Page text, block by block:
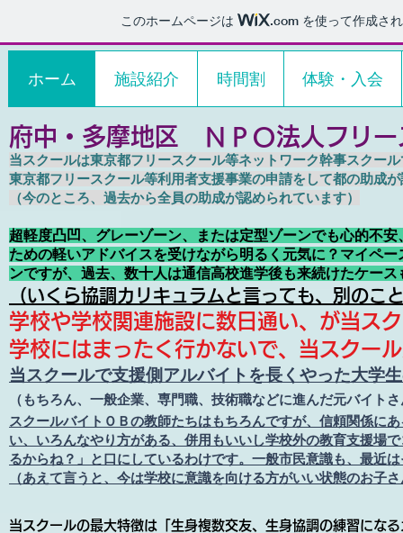
このホームページは .comを使って作成さ
ホーム 施設紹介 時間割 体験・入会
府中・多摩地区 ＮＰＯ法人フリー
当スクールは東京都フリースクール等ネットワーク幹事スクー
東京都フリースクール等利用者支援事業の申請をして都の助成
（今のところ、過去から全員の助成が認められています）
超軽度凸凹、グレーゾーン、または定型ゾーンでも心的不
ための軽いアドバイスを受けながら明るく元気に？マイペ
ンですが、過去、数十人は通信高校進学後も来続けたケー
（いくら協調カリキュラムと言っても、別の
学校や学校関連施設に数日通い、が当ス
学校にはまったく行かないで、当スクー
当スクールで支援側アルバイトを長くやった大学
（もちろん、一般企業、専門職、技術職などに進んだ元バイト
スクールバイトＯＢの教師たちはもちろんですが、信頼関係に
い、いろんなやり方がある、併用もいいし学校外の教育支援場
るからね？」と口にしているわけです。一般市民意識も、最近
（あえて言うと、今は学校に意識を向ける方がいい状態のお子
当スクールの最大特徴は「生身複数交友、生身協調の練習にな